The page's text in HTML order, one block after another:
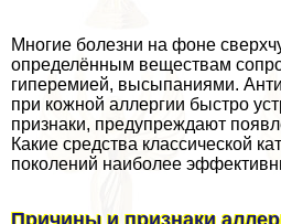
Многие болезни на фоне
определённым веществам
гиперемией, высыпаниями.
при кожной аллергии быстро
признаки, предупреждают
Какие средства классической
поколений наиболее
Причины и признаки